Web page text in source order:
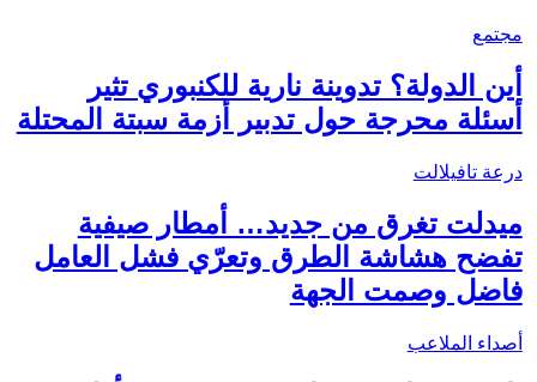
مجتمع
أين الدولة؟ تدوينة نارية للكنبوري تثير
أسئلة محرجة حول تدبير أزمة سبتة المحتلة
درعة تافيلالت
ميدلت تغرق من جديد… أمطار صيفية
تفضح هشاشة الطرق وتعرّي فشل العامل
فاضل وصمت الجهة
أصداء الملاعب